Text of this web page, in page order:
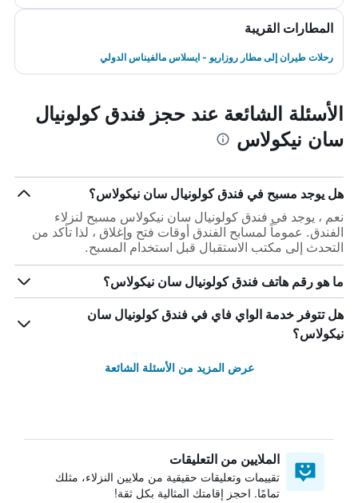
المطارات القريبة
رحلات طيران إلى مطار روزاريو - ايسلاس مالفيناس الدولي
الأسئلة الشائعة عند حجز فندق كولونيال
سان نيكولاس
هل يوجد مسبح في فندق كولونيال سان نيكولاس؟
نعم ، يوجد في فندق كولونيال سان نيكولاس مسبح لنزلاء
الفندق. عموماً لمسابح الفندق أوقات فتح وإغلاق ، لذا تأكد من
التحدث إلى مكتب الاستقبال قبل استخدام المسبح.
ما هو رقم هاتف فندق كولونيال سان نيكولاس؟
هل تتوفر خدمة الواي فاي في فندق كولونيال سان
نيكولاس؟
عرض المزيد من الأسئلة الشائعة
الملايين من التعليقات
تقييمات وتعليقات حقيقية من ملايين النزلاء، مثلك
تمامًا. احجز إقامتك المثالية بكل ثقة!